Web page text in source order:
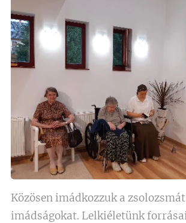
Közösen imádkozzuk a
imádságokat. Lelkiéletünk